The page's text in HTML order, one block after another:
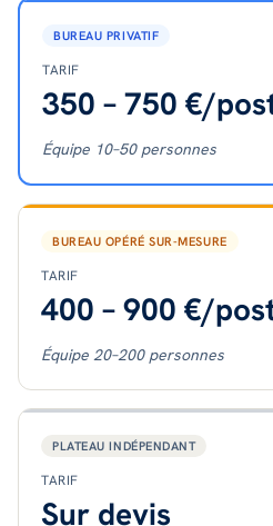
BUREAU PRIVATIF
TARIF
350 – 750 €/
Équipe 10–50 personnes
BUREAU OPÉRÉ SUR-MESURE
TARIF
400 – 900 €/
Équipe 20–200 personnes
PLATEAU INDÉPENDANT
TARIF
Sur devis